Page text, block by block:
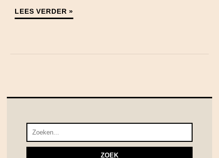
LEES VERDER »